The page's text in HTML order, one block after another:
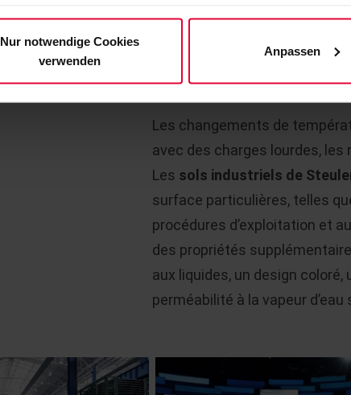
Nur notwendige Cookies
verwenden
Anpassen
chimiques et de polluants
l’installation. Des solutions
tranchées et les
structures de hall complètent
Les changements de
avec des charges lourdes,
Les sols industriels de
surface particulières, telles
procédures d’exploitation et
des propriétés
aux liquides, un design
perméabilité à la vapeur